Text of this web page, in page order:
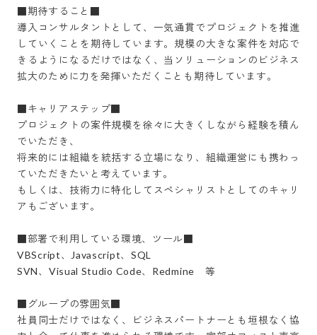
■期待すること■
導入コンサルタントとして、一気通貫でプロジェクトを推進
していくことを期待しています。規模の大きな案件を対応で
きるようになるだけではなく、当ソリューションのビジネス
拡大のために力を発揮いただくことも期待しています。
■キャリアステップ■
プロジェクトの案件規模を徐々に大きくしながら経験を積ん
でいただき、
将来的には組織を統括する立場になり、組織運営にも携わっ
ていただきたいと考えています。
もしくは、技術力に特化してスペシャリストとしてのキャリ
アもございます。
■部署で利用している環境、ツール■
VBScript、Javascript、SQL
SVN、Visual Studio Code、Redmine　等
■グループの雰囲気■
社員同士だけではなく、ビジネスパートナーとも垣根なく協